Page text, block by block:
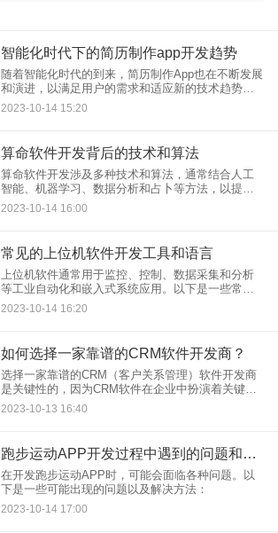
智能化时代下的简历制作app开发趋势
随着智能化时代的到来，简历制作App也在不断发展
和演进，以满足用户的需求和适应新的技术趋势。
以下是智能化时代下的简历制作App开发趋势：
2023-10-14 15:20
算命软件开发背后的技术和算法
算命软件开发涉及多种技术和算法，通常结合人工
智能、机器学习、数据分析和占卜等方法，以提供
用户的个人命理、星座、塔罗牌等占卜服务。以下
是算命软件背后的一些关键技术和算法：
2023-10-14 16:00
常见的上位机软件开发工具和语言
上位机软件通常用于监控、控制、数据采集和分析
等工业自动化和嵌入式系统应用。以下是一些常见
的上位机软件开发工具和编程语言：
2023-10-14 16:20
如何选择一家靠谱的CRM软件开发商？
选择一家靠谱的CRM（客户关系管理）软件开发商
是关键性的，因为CRM软件在企业中扮演着关键的
角色。以下是一些指导原则，可以帮助您选择合适
的CRM软件开发商：
2023-10-13 16:40
跑步运动APP开发过程中遇到的问题和解决方法
在开发跑步运动APP时，可能会面临各种问题。以
下是一些可能出现的问题以及解决方法：
2023-10-14 17:00